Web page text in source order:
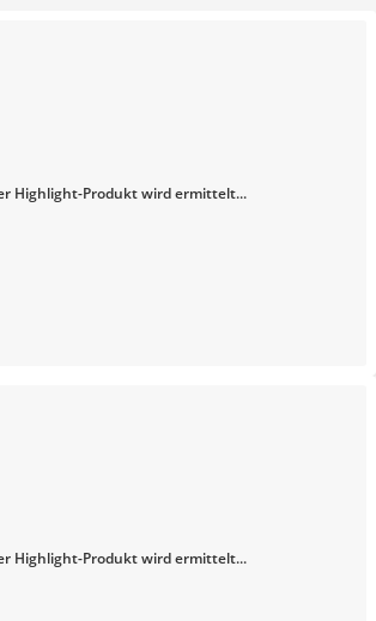
Highlight-Produkt wird ermittelt...
Highlight-Produkt wird ermittelt...